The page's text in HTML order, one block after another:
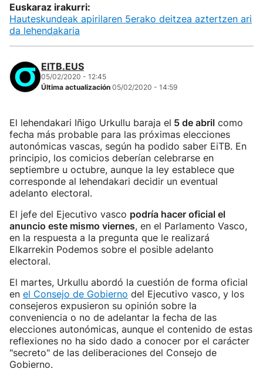
Euskaraz irakurri:
Hauteskundeak apirilaren 5erako deitzea aztertzen ari
da lehendakaria
EITB.EUS
05/02/2020 - 12:45
Última actualización 05/02/2020 - 14:59
El lehendakari Iñigo Urkullu baraja el 5 de abril como
fecha más probable para las próximas elecciones
autonómicas vascas, según ha podido saber EiTB. En
principio, los comicios deberían celebrarse en
septiembre u octubre, aunque la ley establece que
corresponde al lehendakari decidir un eventual
adelanto electoral.
El jefe del Ejecutivo vasco podría hacer oficial el
anuncio este mismo viernes, en el Parlamento Vasco,
en la respuesta a la pregunta que le realizará
Elkarrekin Podemos sobre el posible adelanto
electoral.
El martes, Urkullu abordó la cuestión de forma oficial
en el Consejo de Gobierno del Ejecutivo vasco, y los
consejeros expusieron su opinión sobre la
conveniencia o no de adelantar la fecha de las
elecciones autonómicas, aunque el contenido de estas
reflexiones no ha sido dado a conocer por el carácter
"secreto" de las deliberaciones del Consejo de
Gobierno.